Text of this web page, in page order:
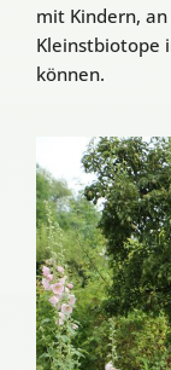
mit Kindern,
Kleinstbiotope
können.